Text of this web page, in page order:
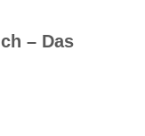
– Das